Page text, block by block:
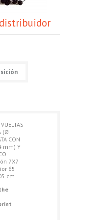
(Ø
CON
mm) Y
7X7
65
cm.